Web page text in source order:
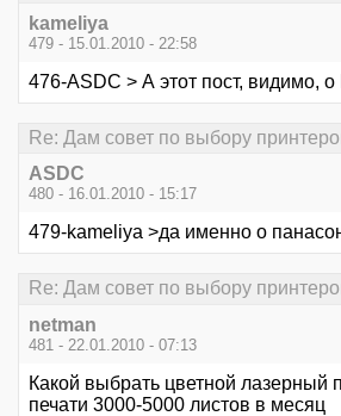
kameliya
479 - 15.01.2010 - 22:58
476-ASDC > А этот пост, видимо,
Re: Дам совет по выбору
ASDC
480 - 16.01.2010 - 15:17
479-kameliya >да именно о
Re: Дам совет по выбору
netman
481 - 22.01.2010 - 07:13
Какой выбрать цветной лазерный
печати 3000-5000 листов в месяц